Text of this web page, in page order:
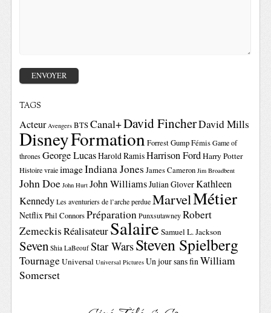
TAGS
Acteur Avengers BTSCanal+David FincherDavid Mills
DisneyFormationForrest GumpFémis Game of
thrones George LucasHarold RamisHarrison FordHarry Potter
Histoire vraie imageIndiana Jones James Cameron Jim Broadbent
John Doe John Hurt John WilliamsJulian GloverKathleen
Kennedy Les aventuriers de l’arche perdue MarvelMétier
NetflixPhil ConnorsPréparation Punxsutawney Robert
ZemeckisRéalisateurSalaire Samuel L. Jackson
Seven Shia LaBeouf Star WarsSteven Spielberg
TournageUniversal Universal Pictures Un jour sans finWilliam
Somerset